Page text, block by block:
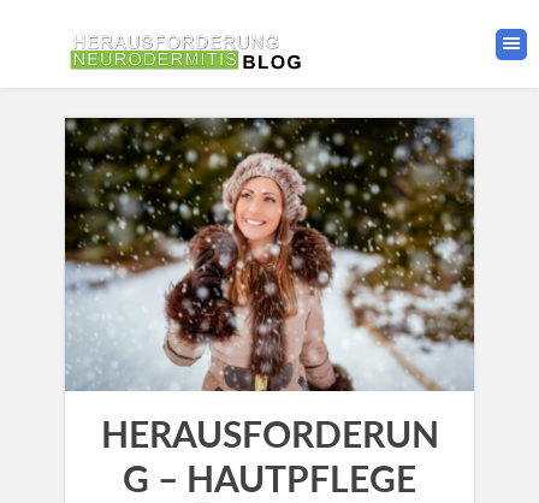
HERAUSFORDERUN
G – HAUTPFLEGE